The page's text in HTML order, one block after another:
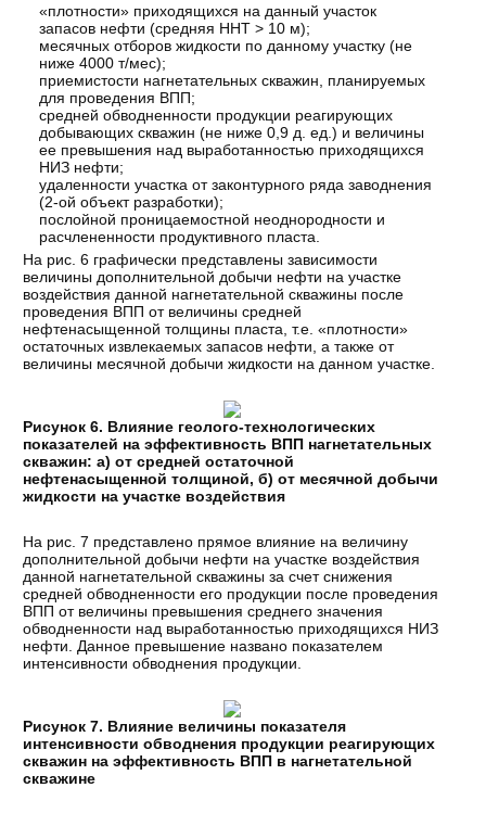
«плотности» приходящихся на данный участок
запасов нефти (средняя ННТ > 10 м);
месячных отборов жидкости по данному участку (не
ниже 4000 т/мес);
приемистости нагнетательных скважин, планируемых
для проведения ВПП;
средней обводненности продукции реагирующих
добывающих скважин (не ниже 0,9 д. ед.) и величины
ее превышения над выработанностью приходящихся
НИЗ нефти;
удаленности участка от законтурного ряда заводнения
(2-ой объект разработки);
послойной проницаемостной неоднородности и
расчлененности продуктивного пласта.
На рис. 6 графически представлены зависимости
величины дополнительной добычи нефти на участке
воздействия данной нагнетательной скважины после
проведения ВПП от величины средней
нефтенасыщенной толщины пласта, т.е. «плотности»
остаточных извлекаемых запасов нефти, а также от
величины месячной добычи жидкости на данном участке.
Рисунок 6. Влияние геолого-технологических
показателей на эффективность ВПП нагнетательных
скважин: а) от средней остаточной
нефтенасыщенной толщиной, б) от месячной добычи
жидкости на участке воздействия
На рис. 7 представлено прямое влияние на величину
дополнительной добычи нефти на участке воздействия
данной нагнетательной скважины за счет снижения
средней обводненности его продукции после проведения
ВПП от величины превышения среднего значения
обводненности над выработанностью приходящихся НИЗ
нефти. Данное превышение названо показателем
интенсивности обводнения продукции.
Рисунок 7. Влияние величины показателя
интенсивности обводнения продукции реагирующих
скважин на эффективность ВПП в нагнетательной
скважине